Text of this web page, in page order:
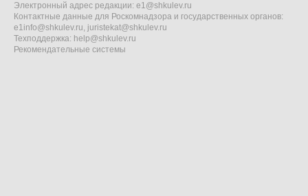
Электронный адрес редакции: e1@shkulev.ru
Контактные данные для Роскомнадзора и государственных органов:
e1info@shkulev.ru, juristekat@shkulev.ru
Техподдержка: help@shkulev.ru
Рекомендательные системы